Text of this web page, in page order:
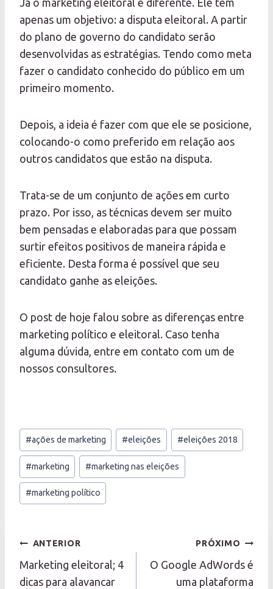
Já o marketing eleitoral é diferente. Ele tem
apenas um objetivo: a disputa eleitoral. A partir
do plano de governo do candidato serão
desenvolvidas as estratégias. Tendo como meta
fazer o candidato conhecido do público em um
primeiro momento.
Depois, a ideia é fazer com que ele se posicione,
colocando-o como preferido em relação aos
outros candidatos que estão na disputa.
Trata-se de um conjunto de ações em curto
prazo. Por isso, as técnicas devem ser muito
bem pensadas e elaboradas para que possam
surtir efeitos positivos de maneira rápida e
eficiente. Desta forma é possível que seu
candidato ganhe as eleições.
O post de hoje falou sobre as diferenças entre
marketing político e eleitoral. Caso tenha
alguma dúvida, entre em contato com um de
nossos consultores.
Tags
do
Post:
#ações de marketing #eleições #eleições 2018
#marketing #marketing nas eleições
#marketing político
Navegação
de
ANTERIOR
Marketing eleitoral; 4
dicas para alavancar
PRÓXIMO
O Google AdWords é
uma plataforma